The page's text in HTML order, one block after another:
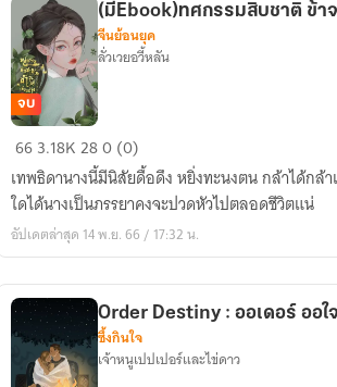
(มีEbook)ทศ
กรรม
สิบ
ชาติ
ข้า
อยู่
เคียง
ข้าง
เจ้า
จบ
(มีEbook)ทศกรรมสิบชาติ ข้าจ
จีนย้อนยุค
ลั่วเวยอวี้หลัน
663.18K280 (0)
เทพธิดานางนี้มีนิสัยดื้อดึง หยิ่งทะนงตน กล้าได้กล้
ใดได้นางเป็นภรรยาคงจะปวดหัวไปตลอดชีวิตแน่
อัปเดตล่าสุด 14 พ.ย. 66 / 17:32 น.
Order Destiny : ออเดอร์ ออใจ
ซึ้งกินใจ
เจ้าหนูเปปเปอร์และไข่ดาว